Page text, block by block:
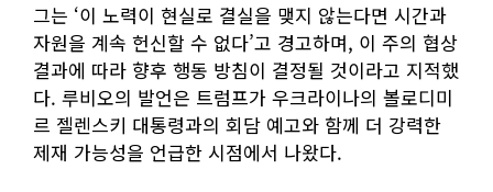
그는 ‘이 노력이 현실로 결실을 맺지 않는다면 시간과
자원을 계속 헌신할 수 없다’고 경고하며, 이 주의 협상
결과에 따라 향후 행동 방침이 결정될 것이라고 지적했
다. 루비오의 발언은 트럼프가 우크라이나의 볼로디미
르 젤렌스키 대통령과의 회담 예고와 함께 더 강력한
제재 가능성을 언급한 시점에서 나왔다.